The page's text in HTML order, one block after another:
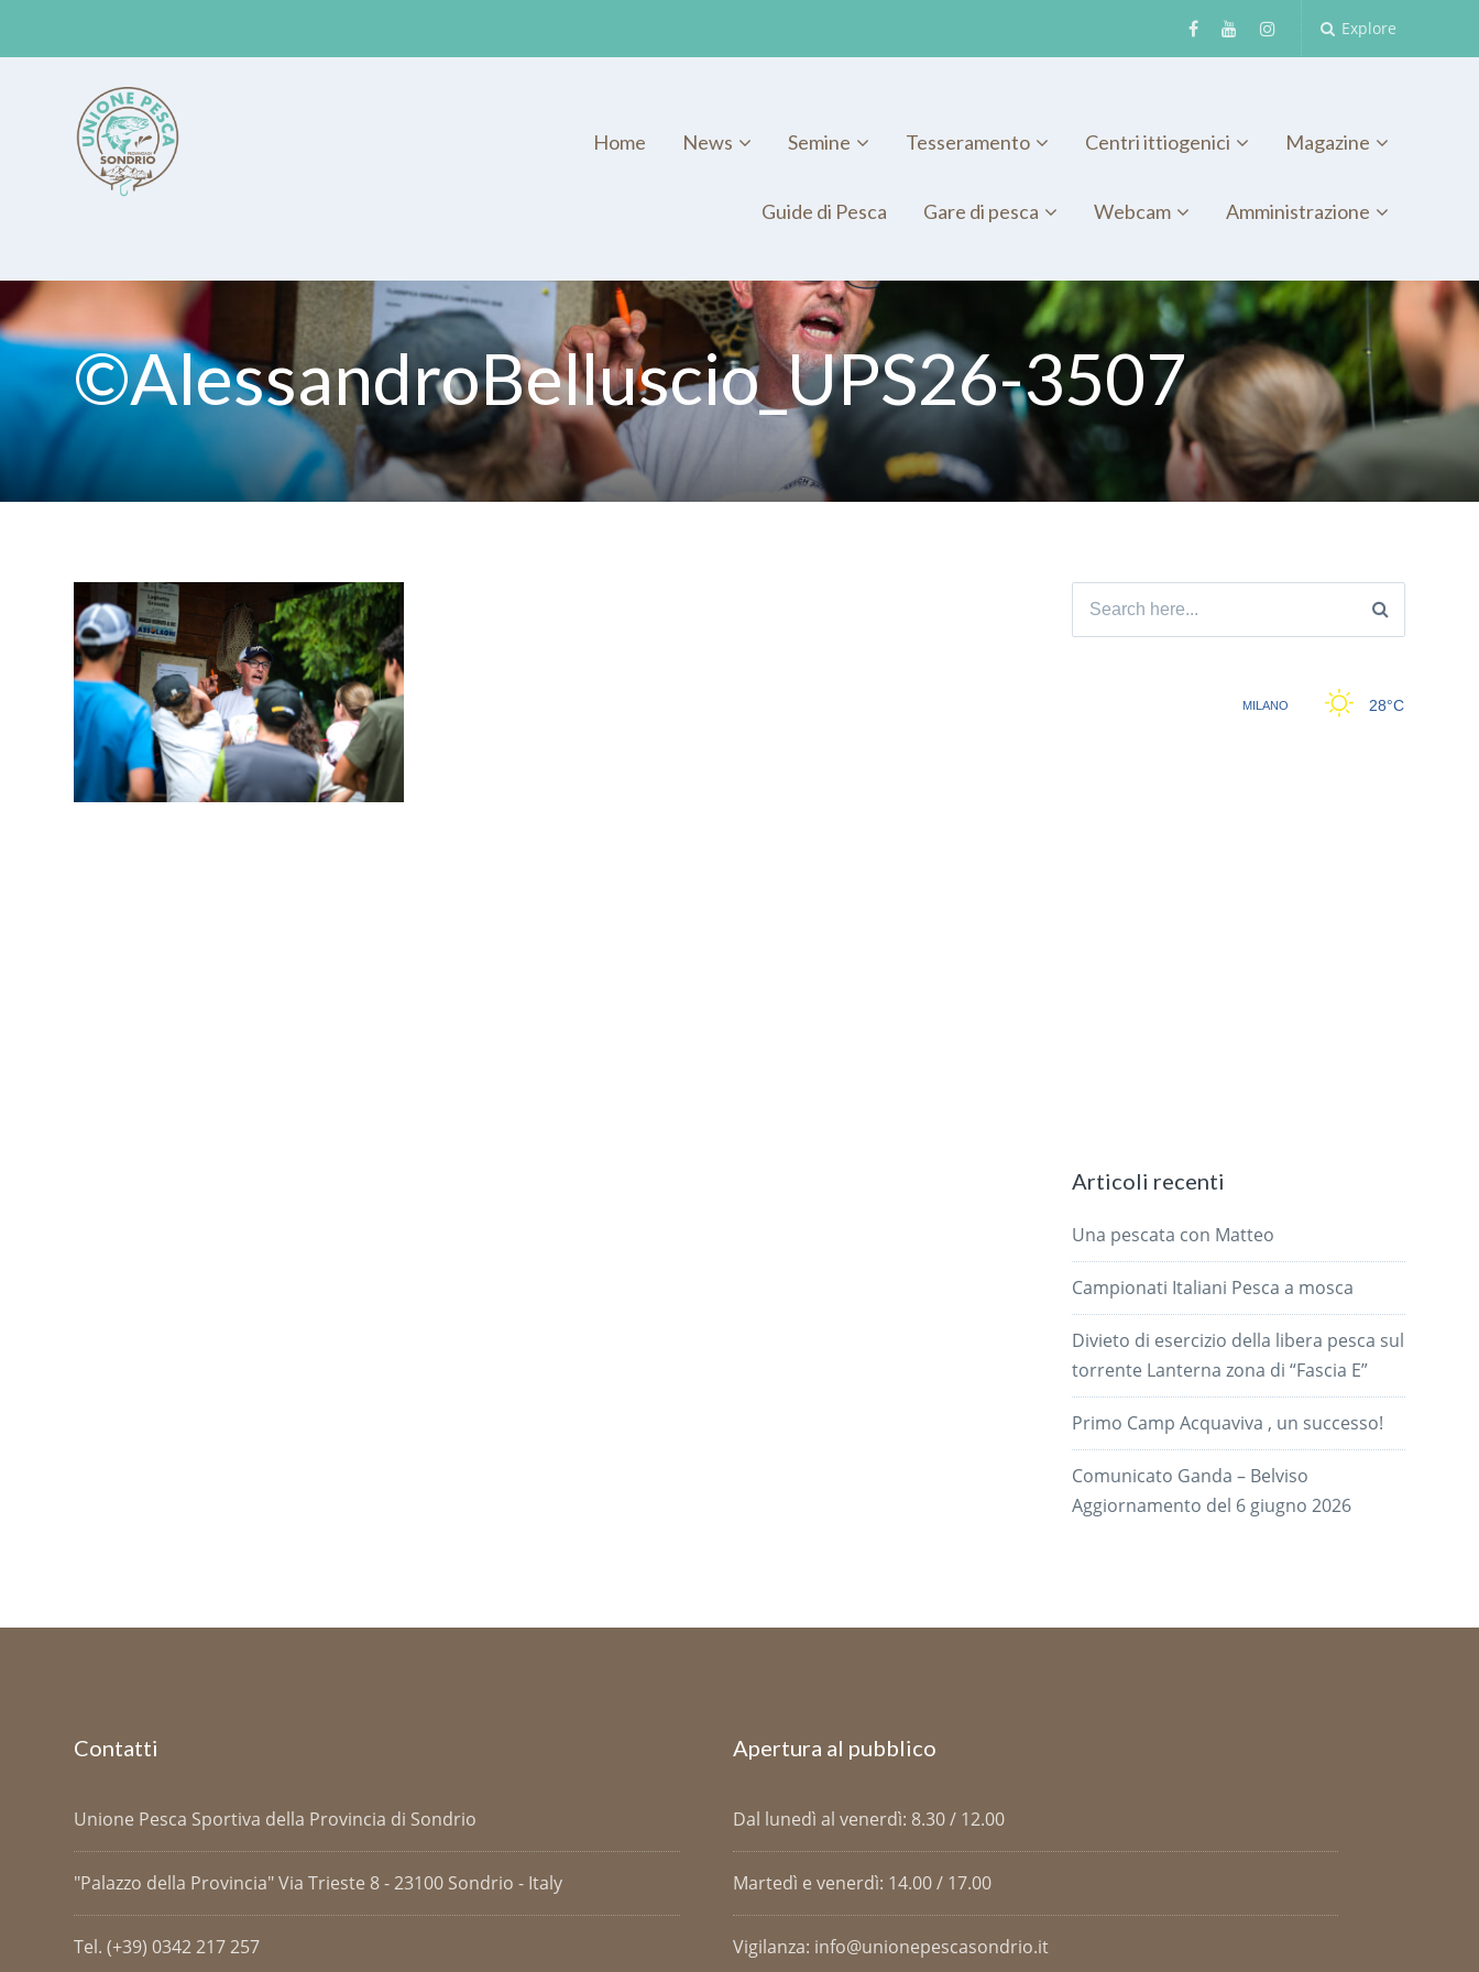
Explore
Home News Semine Tesseramento Centri ittiogenici Magazine
Guide di Pesca Gare di pesca Webcam Amministrazione
©AlessandroBelluscio_UPS26-3507
Search
Articoli recenti
Una pescata con Matteo
Campionati Italiani Pesca a mosca
Divieto di esercizio della libera pesca sul
torrente Lanterna zona di “Fascia E”
Primo Camp Acquaviva , un successo!
Comunicato Ganda – Belviso
Aggiornamento del 6 giugno 2026
Contatti
Unione Pesca Sportiva della Provincia di Sondrio
"Palazzo della Provincia" Via Trieste 8 - 23100 Sondrio - Italy
Tel. (+39) 0342 217 257
Apertura al pubblico
Dal lunedì al venerdì: 8.30 / 12.00
Martedì e venerdì: 14.00 / 17.00
Vigilanza: info@unionepescasondrio.it